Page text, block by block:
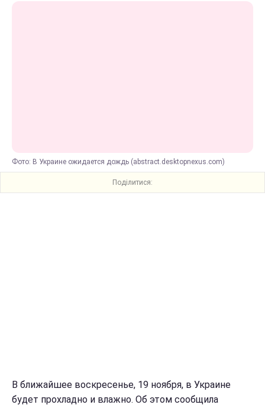
Фото: В Украине ожидается дождь (abstract.desktopnexus.com)
Поділитися:
В ближайшее воскресенье, 19 ноября, в Украине
будет прохладно и влажно. Об этом сообщила